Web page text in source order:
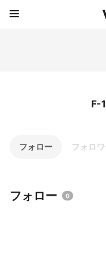
F-
フォロー フォロ
フォロー 0